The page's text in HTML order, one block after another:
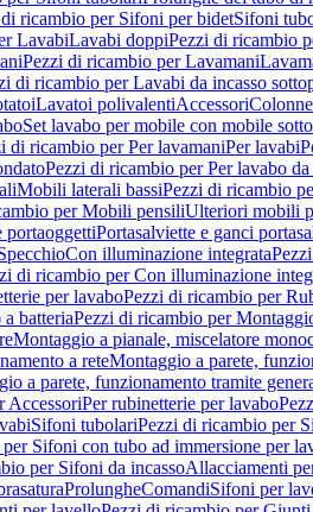
ricambio per Sifoni per bidetSifoni
LavabiLavabi doppiPezzi di ricambio
Pezzi di ricambio per Lavamani
di ricambio per Lavabi da incasso
Lavatoi polivalentiAccessoriColonne
Set lavabo per mobile con mobile
di ricambio per Per lavamaniPer lavabi
Pezzi di ricambio per Per lavabo
Mobili laterali bassiPezzi di ricambio
per Mobili pensiliUlteriori mobili
portaoggettiPortasalviette e ganci
Con illuminazione integrata
di ricambio per Con illuminazione
per lavaboPezzi di ricambio per
batteriaPezzi di ricambio per
Montaggio a pianale, miscelatore
a reteMontaggio a parete,
a parete, funzionamento tramite
AccessoriPer rubinetterie per lavabo
Sifoni tubolariPezzi di ricambio per
Sifoni con tubo ad immersione per
per Sifoni da incassoAllacciamenti
ProlungheComandiSifoni per